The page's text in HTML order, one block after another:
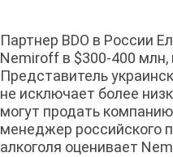
Партнер BDO в России
Nemiroff в $300-400 млн,
Представитель
не исключает более
могут продать
менеджер российского
алкоголя оценивает